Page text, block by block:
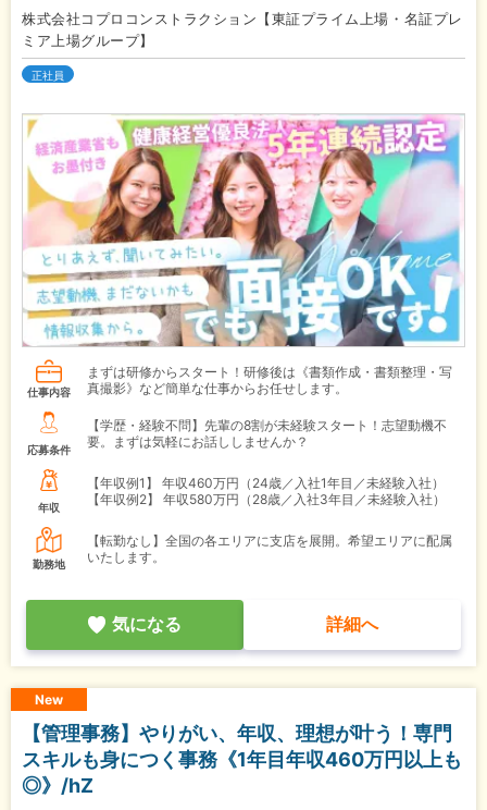
株式会社コプロコンストラクション【東証プライム上場・名証プレ
ミア上場グループ】
正社員
仕事内容
まずは研修からスタート！研修後は《書類作成・書類整理・写
真撮影》など簡単な仕事からお任せします。
応募条件
【学歴・経験不問】先輩の8割が未経験スタート！志望動機不
要。まずは気軽にお話ししませんか？
年収
【年収例1】
年収460万円（24歳／入社1年目／未経験入社）
【年収例2】
年収580万円（28歳／入社3年目／未経験入社）
勤務地
【転勤なし】全国の各エリアに支店を展開。希望エリアに配属
いたします。
気になる 詳細へ
New
【管理事務】やりがい、年収、理想が叶う！専門
スキルも身につく事務《1年目年収460万円以上も
◎》/hZ